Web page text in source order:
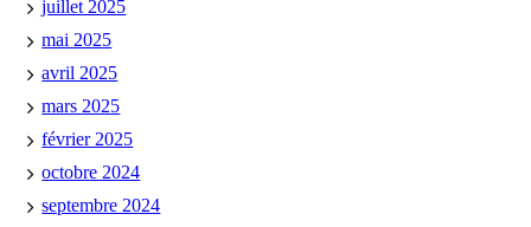
juillet 2025
mai 2025
avril 2025
mars 2025
février 2025
octobre 2024
septembre 2024